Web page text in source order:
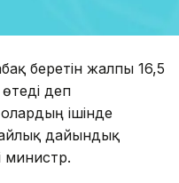
беретін жалпы 16,5
деп
ішінде
дайындық
министр.